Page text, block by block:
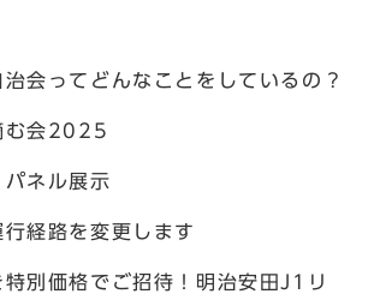
治会ってどんなことをしているの？
む会2025
ネル展示
行経路を変更します
特別価格でご招待！明治安田J1リ